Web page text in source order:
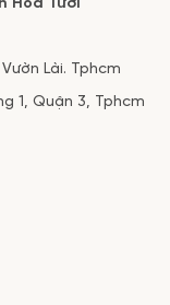
Hoa Tươi
Lài. Tphcm
1, Quận 3, Tphcm